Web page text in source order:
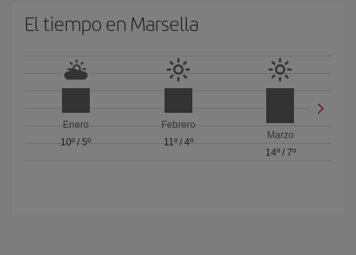
El tiempo en Marsella
Enero
10º /5º
Febrero
11º/ 4º
Marzo
14º/ 7º